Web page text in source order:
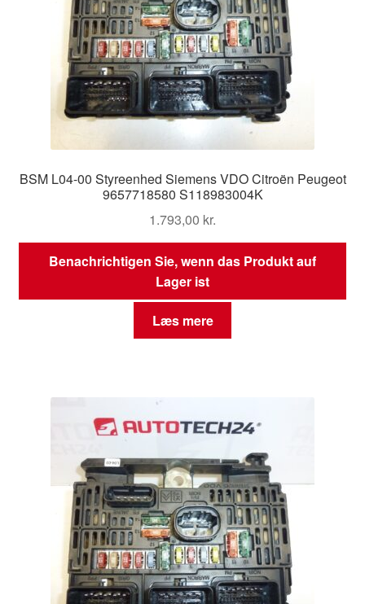
BSM L04-00 Styreenhed Siemens VDO Citroën Peugeot
9657718580 S118983004K
1.793,00 kr.
Benachrichtigen Sie, wenn das Produkt auf
Lager ist
Læs mere